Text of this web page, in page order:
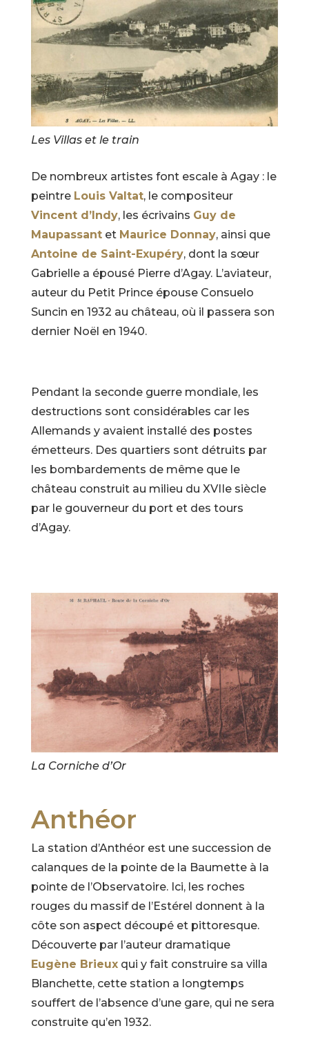
Les Villas et le train
De nombreux artistes font escale à Agay : le
peintre Louis Valtat, le compositeur
Vincent d’Indy, les écrivains Guy de
Maupassantet Maurice Donnay, ainsi que
Antoine de Saint-Exupéry, dont la sœur
Gabrielle a épousé Pierre d’Agay. L’aviateur,
auteur du Petit Prince épouse Consuelo
Suncin en 1932 au château, où il passera son
dernier Noël en 1940.
Pendant la seconde guerre mondiale, les
destructions sont considérables car les
Allemands y avaient installé des postes
émetteurs. Des quartiers sont détruits par
les bombardements de même que le
château construit au milieu du XVIIe siècle
par le gouverneur du port et des tours
d’Agay.
Anthéor
La station d’Anthéor est une succession de
calanques de la pointe de la Baumette à la
pointe de l’Observatoire. Ici, les roches
rouges du massif de l’Estérel donnent à la
côte son aspect découpé et pittoresque.
Découverte par l’auteur dramatique
Eugène Brieuxqui y fait construire sa villa
Blanchette, cette station a longtemps
souffert de l’absence d’une gare, qui ne sera
construite qu’en 1932.
La Corniche d’Or